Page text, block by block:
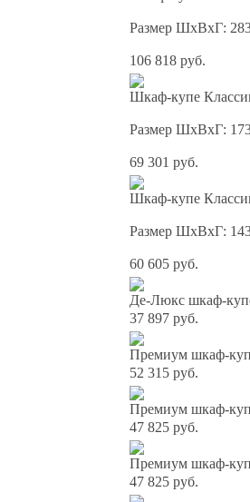
Размер ШхВхГ:
106 818 руб.
Шкаф-купе
Размер ШхВхГ:
69 301 руб.
Шкаф-купе
Размер ШхВхГ:
60 605 руб.
Де-Люкс шкаф-
37 897 руб.
Премиум шкаф-
52 315 руб.
Премиум шкаф-
47 825 руб.
Премиум шкаф-
47 825 руб.